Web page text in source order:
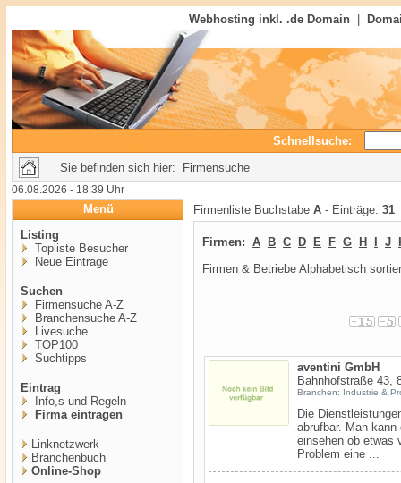
Webhosting inkl. .de Domain
Schnellsuche:
Sie befinden sich hier: Firmensuche
06.08.2026 - 18:39 Uhr
Menü
Listing
Topliste Besucher
Neue Einträge
Suchen
Firmensuche A-Z
Branchensuche A-Z
Livesuche
TOP100
Suchtipps
Eintrag
Info,s und Regeln
Firma eintragen
Linknetzwerk
Branchenbuch
Online-Shop
Firmenliste Buchstabe A - Einträge: 31
Firmen: A B C D E F G H J
Firmen & Betriebe Alphabetisch
aventini GmbH
Bahnhofstraße 43,
Branchen: Industrie &
Die
abrufbar. Man
einsehen ob etwas
Problem eine ...